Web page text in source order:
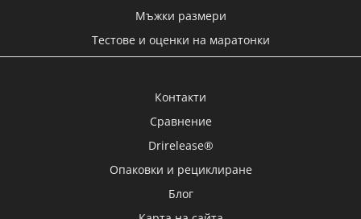
15.34 € (30.00 лв)
Серията Power е нашият топ модел на дамски
бързосъхнещ клин с ви..
Мъжки размери
Тестове и оценки на маратонки
Контакти
Сравнение
Drirelease®
Опаковки и рециклиране
Блог